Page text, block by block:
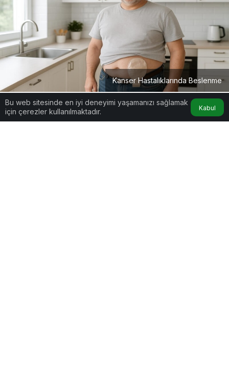
Kanser Hastalıklarında Beslenme
Google'da Abone Ol
Bu web sitesinde en iyi deneyimi yaşamanızı sağlamak
için çerezler kullanılmaktadır.
Kabul